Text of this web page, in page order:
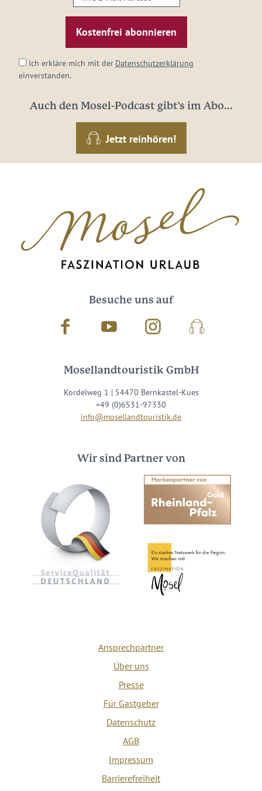
E-
Mail-
Adresse:
Ich erkläre mich mit der Datenschutzerklärung
einverstanden.
Auch den Mosel-Podcast gibt's im Abo...
Jetzt reinhören!
Besuche uns auf
Facebook Youtube InstagramPodcast
Mosellandtouristik GmbH
Kordelweg 1 | 54470 Bernkastel-Kues
+49 (0)6531-97330
info@mosellandtouristik.de
Wir sind Partner von
Ansprechpartner
Über uns
Presse
Für Gastgeber
Datenschutz
AGB
Impressum
Barrierefreiheit